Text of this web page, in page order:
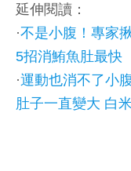
延伸閱讀：
·不是小腹！專家
5招消鮪魚肚最快
·運動也消不了小
肚子一直變大 白